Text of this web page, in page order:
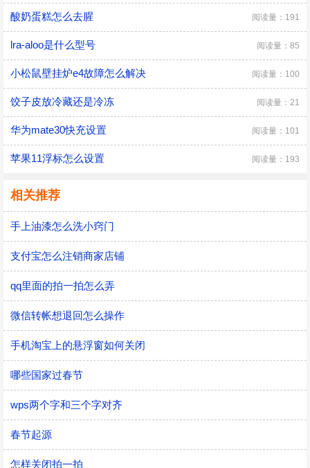
酸奶蛋糕怎么去腥 阅读量：191
lra-aloo是什么型号 阅读量：85
小松鼠壁挂炉e4故障怎么解决 阅读量：100
饺子皮放冷藏还是冷冻 阅读量：21
华为mate30快充设置 阅读量：101
苹果11浮标怎么设置 阅读量：193
相关推荐
手上油漆怎么洗小窍门
支付宝怎么注销商家店铺
qq里面的拍一拍怎么弄
微信转帐想退回怎么操作
手机淘宝上的悬浮窗如何关闭
哪些国家过春节
wps两个字和三个字对齐
春节起源
怎样关闭拍一拍